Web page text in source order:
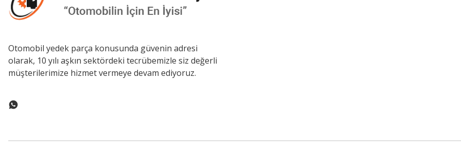
Otomobil yedek parça konusunda güvenin adresi
olarak, 10 yılı aşkın sektördeki tecrübemizle siz değerli
müşterilerimize hizmet vermeye devam ediyoruz.